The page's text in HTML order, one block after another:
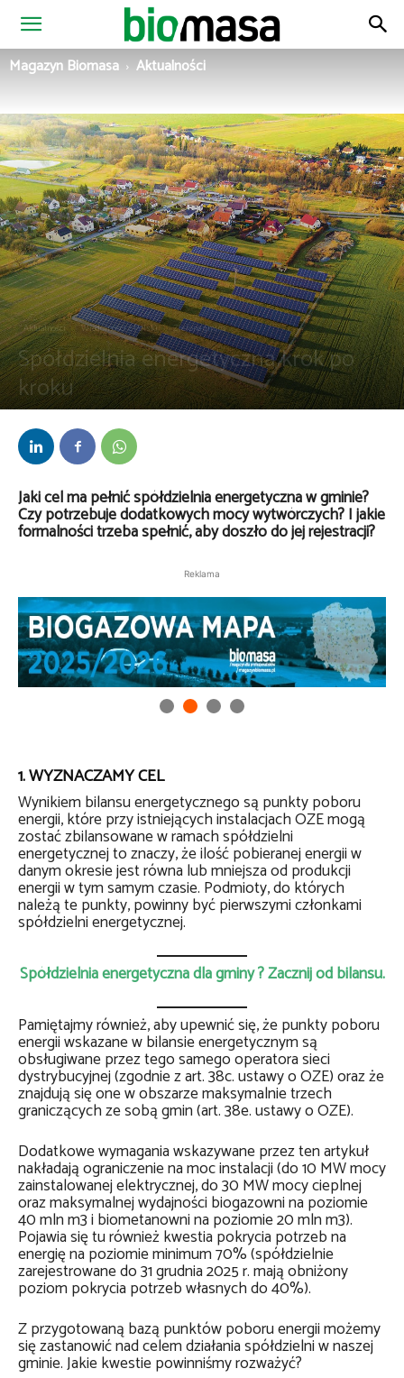
Magazyn
Magazyn Biomasa Aktualności
Aktualności Wiadomości z Polski Zielona gmina
Spółdzielnia energetyczna krok po
kroku
Jaki cel ma pełnić spółdzielnia energetyczna w gminie?
Czy potrzebuje dodatkowych mocy wytwórczych? I jakie
formalności trzeba spełnić, aby doszło do jej rejestracji?
Reklama
1. WYZNACZAMY CEL
Wynikiem bilansu energetycznego są punkty poboru
energii, które przy istniejących instalacjach OZE mogą
zostać zbilansowane w ramach spółdzielni
energetycznej to znaczy, że ilość pobieranej energii w
danym okresie jest równa lub mniejsza od produkcji
energii w tym samym czasie. Podmioty, do których
należą te punkty, powinny być pierwszymi członkami
spółdzielni energetycznej.
Spółdzielnia energetyczna dla gminy ? Zacznij od bilansu.
Pamiętajmy również, aby upewnić się, że punkty poboru
energii wskazane w bilansie energetycznym są
obsługiwane przez tego samego operatora sieci
dystrybucyjnej (zgodnie z art. 38c. ustawy o OZE) oraz że
znajdują się one w obszarze maksymalnie trzech
graniczących ze sobą gmin (art. 38e. ustawy o OZE).
Dodatkowe wymagania wskazywane przez ten artykuł
nakładają ograniczenie na moc instalacji (do 10 MW mocy
zainstalowanej elektrycznej, do 30 MW mocy cieplnej
oraz maksymalnej wydajności biogazowni na poziomie
40 mln m3 i biometanowni na poziomie 20 mln m3).
Pojawia się tu również kwestia pokrycia potrzeb na
energię na poziomie minimum 70% (spółdzielnie
zarejestrowane do 31 grudnia 2025 r. mają obniżony
poziom pokrycia potrzeb własnych do 40%).
Z przygotowaną bazą punktów poboru energii możemy
się zastanowić nad celem działania spółdzielni w naszej
gminie. Jakie kwestie powinniśmy rozważyć?